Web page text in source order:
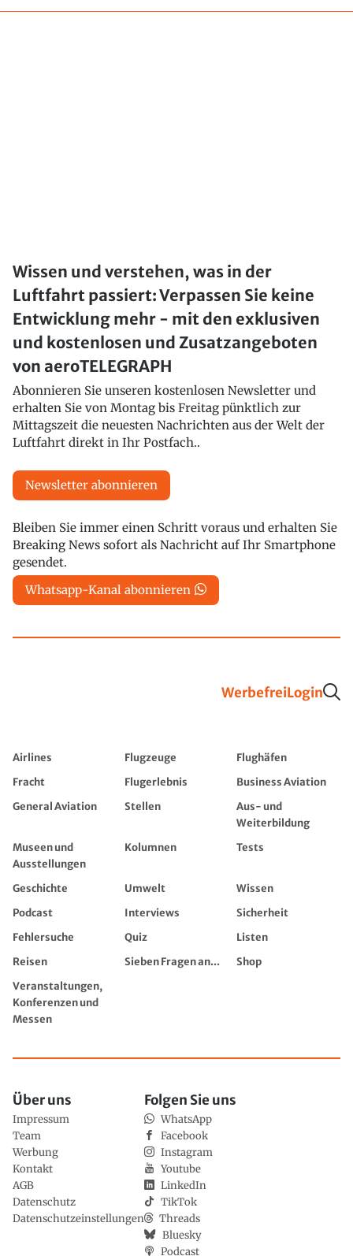
Wissen und verstehen, was in der
Luftfahrt passiert: Verpassen Sie keine
Entwicklung mehr - mit den exklusiven
und kostenlosen und Zusatzangeboten
von aeroTELEGRAPH
Abonnieren Sie unseren kostenlosen Newsletter und
erhalten Sie von Montag bis Freitag pünktlich zur
Mittagszeit die neuesten Nachrichten aus der Welt der
Luftfahrt direkt in Ihr Postfach..
Newsletter abonnieren
Bleiben Sie immer einen Schritt voraus und erhalten Sie
Breaking News sofort als Nachricht auf Ihr Smartphone
gesendet.
Whatsapp-Kanal abonnieren
WerbefreiLogin
Airlines Flugzeuge
Flughäfen
Fracht
Flugerlebnis
Business Aviation
General Aviation
Stellen
Aus- und
Weiterbildung
Museen und
Ausstellungen
Kolumnen Tests
Geschichte Umwelt
Wissen
Podcast
Interviews
Sicherheit
Fehlersuche
Quiz
Listen
Reisen
Sieben Fragen an...
Shop
Veranstaltungen,
Konferenzen und
Messen
Über uns
Impressum
Team
Werbung
Kontakt
AGB
Datenschutz
Datenschutzeinstellungen
Folgen Sie uns
WhatsApp
Facebook
Instagram
Youtube
LinkedIn
TikTok
Threads
Bluesky
Podcast